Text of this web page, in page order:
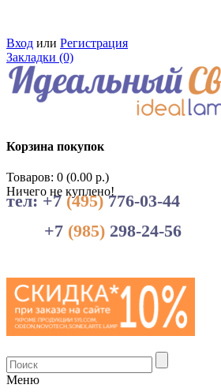
Вход или Регистрация
Закладки (0)
Корзина покупок
Товаров: 0 (0.00 р.)
Ничего не куплено!
тел: +7(495)776-03-44
+7 (985) 298-24-56
Меню